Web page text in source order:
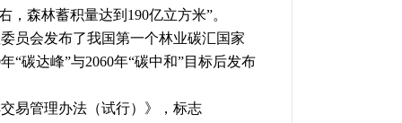
森林蓄积量达到190亿立方米”。
员会发布了我国第一个林业碳汇国家
“碳达峰”与2060年“碳中和”目标后发布
易管理办法（试行）》，标志